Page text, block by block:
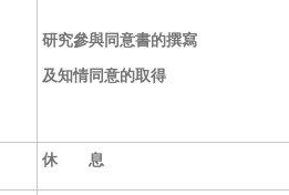
研究參與同意書的撰寫
及知情同意的取得
休 息